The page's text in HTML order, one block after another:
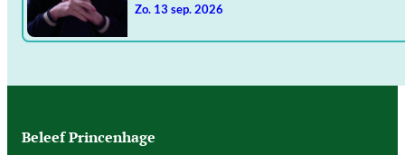
zo. 13 sep. 2026
Beleef Princenhage